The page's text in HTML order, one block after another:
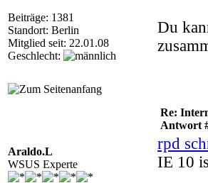
Beiträge: 1381
Standort: Berlin
Mitglied seit: 22.01.08
Geschlecht:
Du
Araldo.L
WSUS Experte
Re:
Antwort
rpd
IE 10